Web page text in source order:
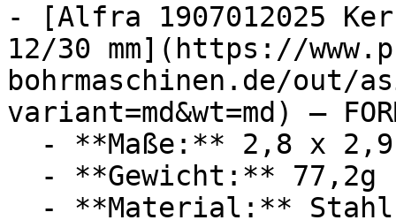
- [Alfra 1907012025
12/30 mm](https://
bohrmaschinen.de/out/
variant=md&wt=md) —